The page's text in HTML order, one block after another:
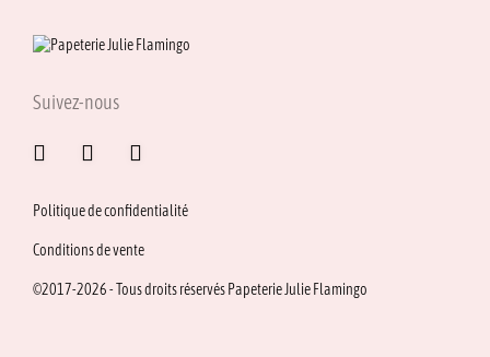
Suivez-nous
Politique de confidentialité
Conditions de vente
©2017-2026 - Tous droits réservés Papeterie Julie Flamingo